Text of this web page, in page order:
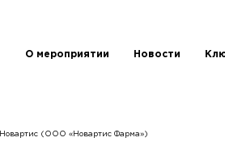
О мероприятии Новости
Новартис (ООО «Новартис Фарма»)